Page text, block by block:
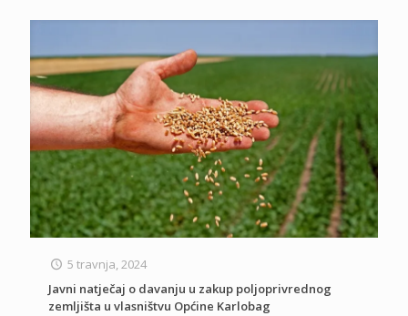
5 travnja, 2024
Javni natječaj o davanju u zakup poljoprivrednog
zemljišta u vlasništvu Općine Karlobag